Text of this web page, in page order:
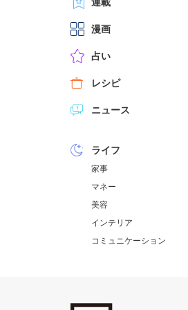
漫画
占い
レシピ
ニュース
ライフ
家事
マネー
美容
インテリア
コミュニケーション